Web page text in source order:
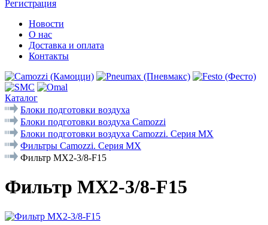
Регистрация
Новости
О нас
Доставка и оплата
Контакты
Каталог
Блоки подготовки воздуха
Блоки подготовки воздуха Camozzi
Блоки подготовки воздуха Camozzi. Серия МX
Фильтры Camozzi. Серия MX
Фильтр MX2-3/8-F15
Фильтр MX2-3/8-F15